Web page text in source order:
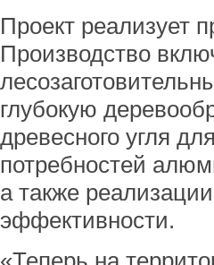
Проект реализует
Производство
глубокую
древесного угля
потребностей
а также
эффективности.